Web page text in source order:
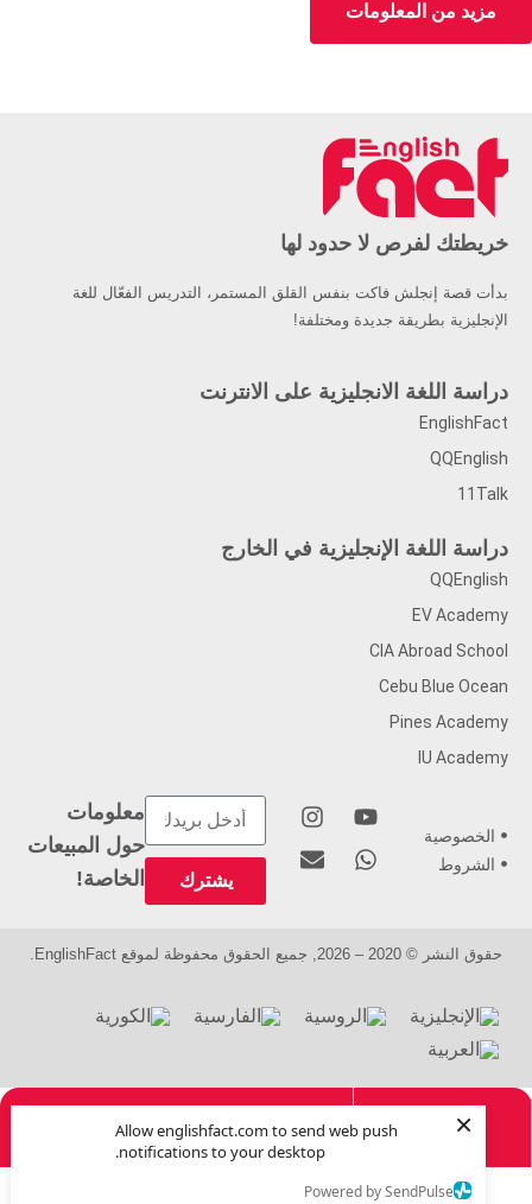
Allow englishfact.com to send web push
notifications to your desktop.
Powered by SendPulse
×
مزيد من المعلومات
خريطتك لفرص لا حدود لها
بدأت قصة إنجلش فاكت بنفس القلق المستمر، التدريس الفعّال للغة
الإنجليزية بطريقة جديدة ومختلفة!
دراسة اللغة الانجليزية على الانترنت
EnglishFact
QQEnglish
11Talk
دراسة اللغة الإنجليزية في الخارج
QQEnglish
EV Academy
CIA Abroad School
Cebu Blue Ocean
Pines Academy
IU Academy
معلومات
حول المبيعات
الخاصة!
يشترك
الخصوصية
الشروط
حقوق النشر © 2020 – 2026, جميع الحقوق محفوظة لموقع EnglishFact.
الصفحة الرئيسية